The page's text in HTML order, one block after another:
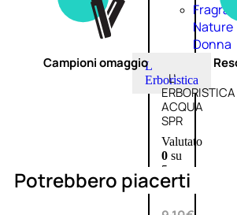
Nature
Donna
L
Erboristica
L’
ERBORISTICA
ACQUA
SPR
Valutato
0su
5
(0)
Campioni omaggio
Potrebbero piacerti